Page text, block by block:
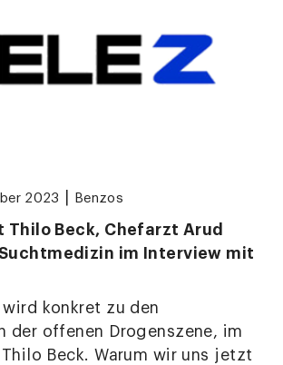
2023 Benzos
Thilo Beck, Chefarzt Arud
im Interview mit
wird konkret zu den
der offenen Drogenszene, im
Beck. Warum wir uns jetzt